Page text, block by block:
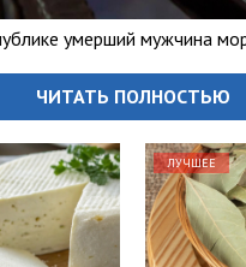
умерший мужчина
ЧИТАТЬ ПОЛНОСТЬЮ
ЛУЧШЕЕ